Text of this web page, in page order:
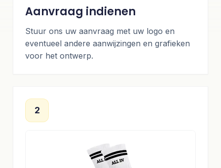
Aanvraag indienen
Stuur ons uw aanvraag met uw logo en
eventueel andere aanwijzingen en grafieken
voor het ontwerp.
2